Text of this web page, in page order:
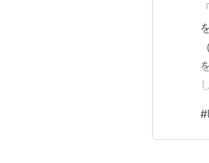
メデ
エピ
エレ
#